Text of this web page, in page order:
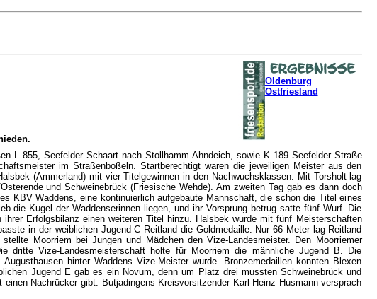
Oldenburg
Ostfriesland
L 855, Seefelder Schaart nach Stollhamm-Ahndeich, sowie K 189 Seefelder Straße
im Straßenboßeln. Startberechtigt waren die jeweiligen Meister aus den
(Ammerland) mit vier Titelgewinnen in den Nachwuchsklassen. Mit Torsholt lag
und Schweinebrück (Friesische Wehde). Am zweiten Tag gab es dann doch
KBV Waddens, eine kontinuierlich aufgebaute Mannschaft, die schon die Titel eines
die Kugel der Waddenserinnen liegen, und ihr Vorsprung betrug satte fünf Wurf. Die
Erfolgsbilanz einen weiteren Titel hinzu. Halsbek wurde mit fünf Meisterschaften
in der weiblichen Jugend C Reitland die Goldmedaille. Nur 66 Meter lag Reitland
Moorriem bei Jungen und Mädchen den Vize-Landesmeister. Den Moorriemer
dritte Vize-Landesmeisterschaft holte für Moorriem die männliche Jugend B. Die
hinter Waddens Vize-Meister wurde. Bronzemedaillen konnten Blexen
Jugend E gab es ein Novum, denn um Platz drei mussten Schweinebrück und
Nachrücker gibt. Butjadingens Kreisvorsitzender Karl-Heinz Husmann versprach